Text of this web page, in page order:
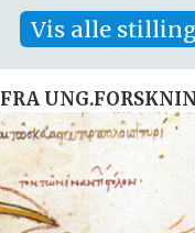
Vis alle
FRA